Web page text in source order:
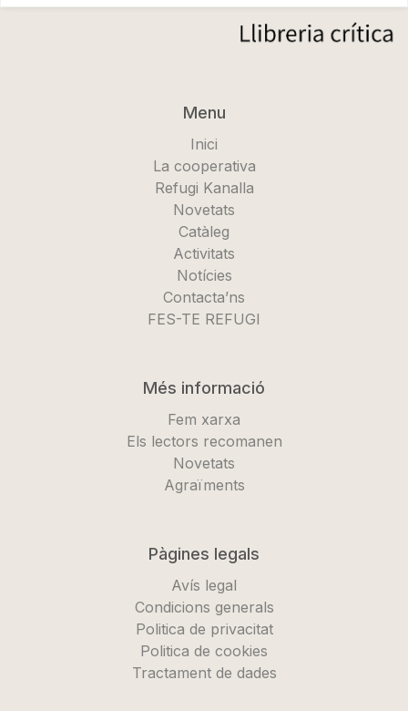
Menu
Inici
La cooperativa
Refugi Kanalla
Novetats
Catàleg
Activitats
Notícies
Contacta’ns
FES-TE REFUGI
Més informació
Fem xarxa
Els lectors recomanen
Novetats
Agraïments
Pàgines legals
Avís legal
Condicions generals
Politica de privacitat
Politica de cookies
Tractament de dades